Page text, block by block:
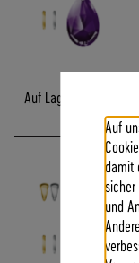
Auf
damit
und
Auf Lager